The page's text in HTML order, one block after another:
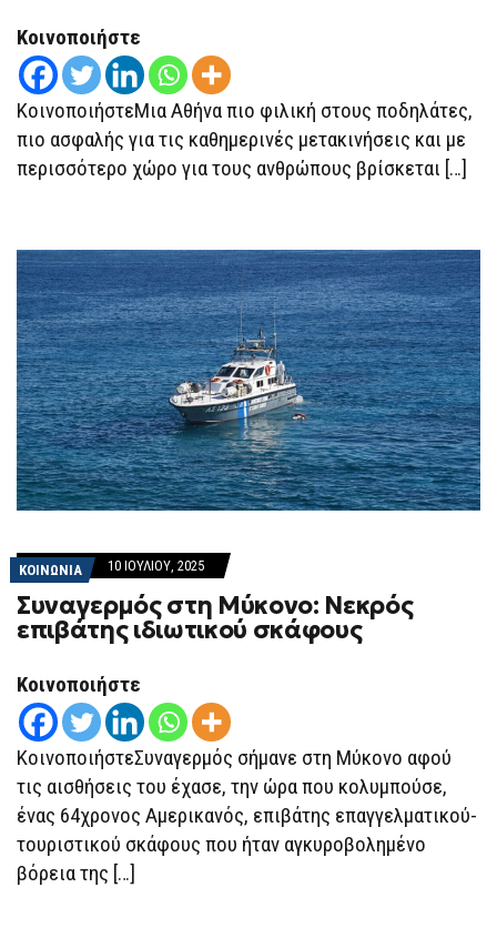
ΓΙΑ
ΤΟ
ΠΟΔΉΛΑΤΟ
ΚΑΙ
ΤΗ
ΒΙΏΣΙΜΗ
ΚΙΝΗΤΙΚΌΤΗΤΑ
Κοινοποιήστε
ΚοινοποιήστεΜια Αθήνα πιο φιλική στους ποδηλάτες,
πιο ασφαλής για τις καθημερινές μετακινήσεις και με
περισσότερο χώρο για τους ανθρώπους βρίσκεται […]
ΚΟΙΝΩΝΙΑ 10 ΙΟΥΛΊΟΥ, 2025
Συναγερμός στη Μύκονο: Νεκρός
επιβάτης ιδιωτικού σκάφους
Κοινοποιήστε
ΚοινοποιήστεΣυναγερμός σήμανε στη Μύκονο αφού
τις αισθήσεις του έχασε, την ώρα που κολυμπούσε,
ένας 64χρονος Αμερικανός, επιβάτης επαγγελματικού-
τουριστικού σκάφους που ήταν αγκυροβολημένο
βόρεια της […]